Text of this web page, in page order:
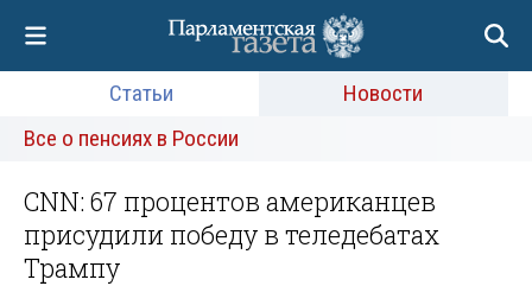
Статьи
Новости
Все о пенсиях в России
CNN: 67 процентов американцев
присудили победу в теледебатах
Трампу